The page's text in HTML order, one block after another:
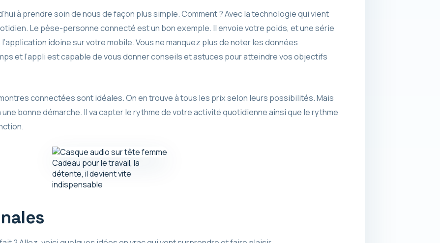
à prendre soin de nous de façon plus simple. Comment ? Avec la technologie qui vient
Le pèse-personne connecté est un bon exemple. Il envoie votre poids, et une série
idoine sur votre mobile. Vous ne manquez plus de noter les données
et l’appli est capable de vous donner conseils et astuces pour atteindre vos objectifs
connectées sont idéales. On en trouve à tous les prix selon leurs possibilités. Mais
bonne démarche. Il va capter le rythme de votre activité quotidienne ainsi que le rythme
Cadeau pour le travail, la
détente, il devient vite
indispensable